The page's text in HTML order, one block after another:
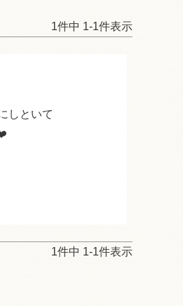
1件中 1-1件表示
しといて
1件中 1-1件表示